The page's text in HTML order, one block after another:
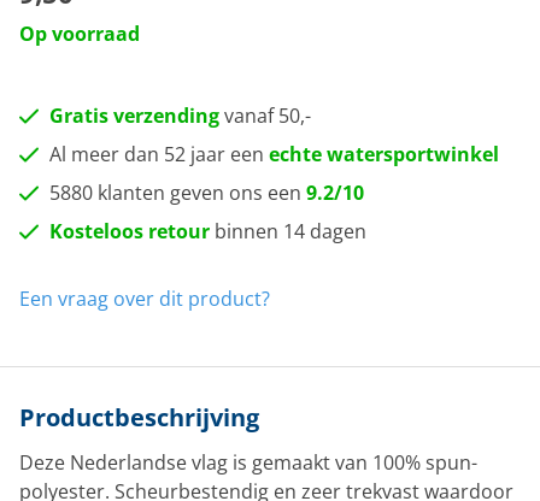
Op voorraad
Gratis verzendingvanaf 50,-
Al meer dan 52 jaar een echte watersportwinkel
5880 klanten geven ons een 9.2/10
Kosteloos retour binnen 14 dagen
Een vraag over dit product?
Productbeschrijving
Deze Nederlandse vlag is gemaakt van 100% spun-
polyester. Scheurbestendig en zeer trekvast waardoor